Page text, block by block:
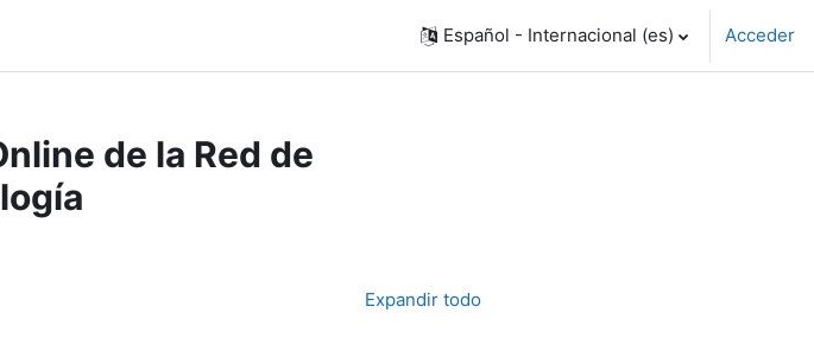
Español - Internacional ‎(es)‎ Acceder
de la Red de
Expandir todo